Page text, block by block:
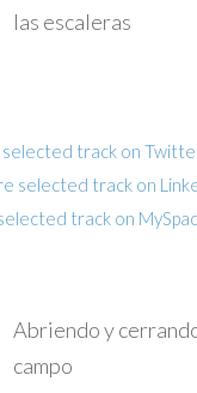
las escaleras
Abriendo y
campo